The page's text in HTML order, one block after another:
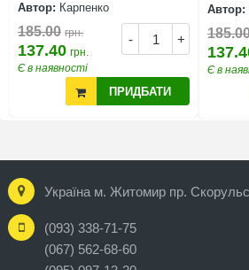
Автор: Карпенко
- +
185.00 грн.
137.40 грн.
Є в наявності
ПРИДБАТИ
Автор:
Є в
Україна м. Житомир пр.
(093) 338-71-75
(067) 562-68-60